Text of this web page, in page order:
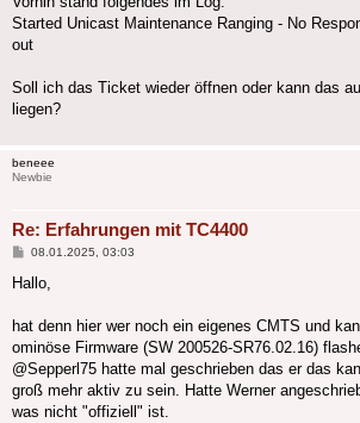
Started Unicast Maintenance Ranging - No
out
Soll ich das Ticket wieder öffnen oder kann das
liegen?
beneee
Newbie
Re: Erfahrungen mit TC4400
Beitrag
08.01.2025, 03:03
Hallo,
hat denn hier wer noch ein eigenes CMTS und
ominöse Firmware (SW 200526-SR76.02.16)
@Sepperl75 hatte mal geschrieben das er das
groß mehr aktiv zu sein. Hatte Werner
was nicht "offiziell" ist.